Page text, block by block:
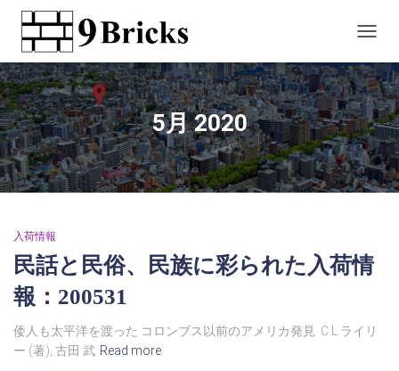
5月 2020
入荷情報
民話と民俗、民族に彩られた入荷情
報：200531
倭人も太平洋を渡った コロンブス以前のアメリカ発見 C.L.ライリ
ー (著), 古田 武 Read more